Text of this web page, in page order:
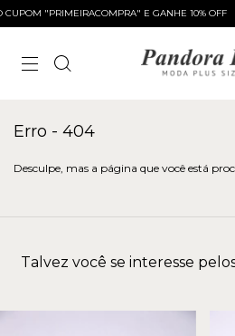
"PRIMEIRACOMPRA" E GANHE 10% OFF
Erro - 404
Desculpe, mas a página que você está
Talvez você se interesse